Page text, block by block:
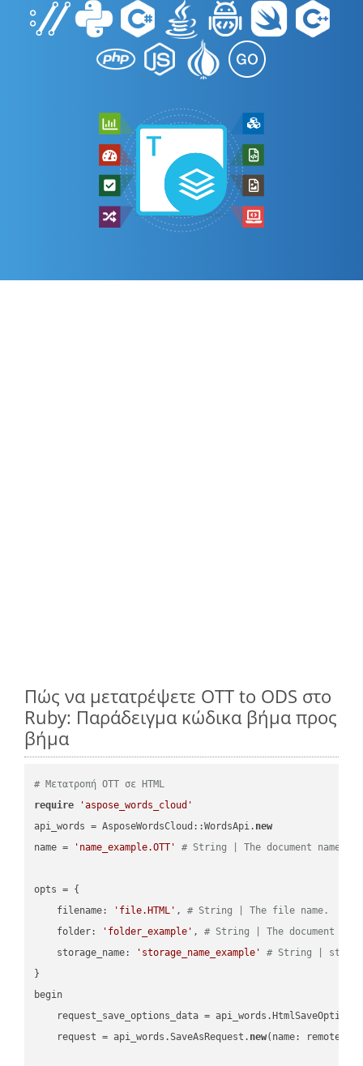
Πώς να μετατρέψετε OTT to ODS στο
Ruby: Παράδειγμα κώδικα βήμα προς
βήμα
# Μετατροπή OTT σε HTML
require
'aspose_words_cloud'
api_words = AsposeWordsCloud::WordsApi. new
name =
'name_example.OTT' # String | The document name.
opts = {
    filename:
'file.HTML' , # String | The file name.
    folder:
'folder_example' , # String | The document
    storage_name:
'storage_name_example'
# String |
}
begin
request_save_options_data =
    request = api_words.SaveAsRequest.
new(name: